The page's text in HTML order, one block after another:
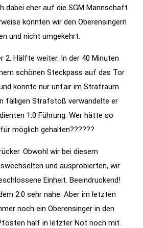
dabei eher auf die SGM Mannschaft
konnten wir den Oberensingern
und nicht umgekehrt.
2. Hälfte weiter. In der 40 Minuten
schönen Steckpass auf das Tor
konnte nur unfair im Strafraum
fälligen Strafstoß verwandelte er
1:0 Führung. Wer hätte so
möglich gehalten??????
Obwohl wir bei diesem
und ausprobierten, wir
Einheit. Beeindruckend!
2:0 sehr nahe. Aber im letzten
noch ein Oberensinger in den
half in letzter Not noch mit.